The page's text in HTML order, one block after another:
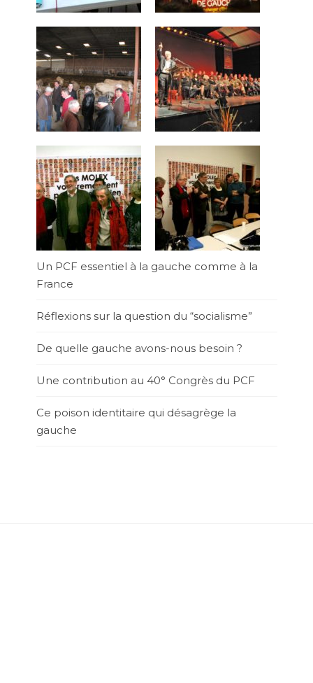
Un PCF essentiel à la gauche comme à la
France
Réflexions sur la question du “socialisme”
De quelle gauche avons-nous besoin ?
Une contribution au 40° Congrès du PCF
Ce poison identitaire qui désagrège la
gauche